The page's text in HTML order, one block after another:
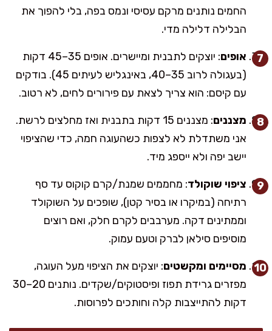
החמים נותנים מרקם עסיסי ונמס בפה, בלי להפוך את
הבלילה דלילה מדי.
אופים
: יוצקים לתבנית ומיישרים. אופים 35–45 דקות
(בעגולה לרוב 35–40, באינגליש לעיתים 45). בודקים
עם קיסם: הוא צריך לצאת עם פירורים לחים, לא רטוב.
מצננים
: מצננים 15 דקות בתבנית ואז מחלצים לרשת.
אני משתדלת לא לצפות כשהעוגה חמה, כדי שהציפוי
יישב יפה ולא ייספג מיד.
ציפוי שוקולד: מחממים שמנת/קרם קוקוס עד סף
רתיחה (במיקרו או בסיר קטן), שופכים על השוקולד
וממתינים דקה. מערבבים לקרם חלק, ואם רוצים
מוסיפים סילאן לברק וטעם עמוק.
מסיימים ומקשטים: יוצקים את הציפוי מעל העוגה,
מפזרים גרידת תפוז ופיסטוקים/שקדים. נותנים 20–30
דקות להתייצבות קלה וחותכים לפרוסות.